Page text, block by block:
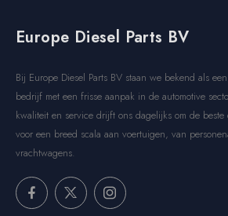
Europe Diesel Parts BV
Bij Europe Diesel Parts BV staan we bekend als
bedrijf met een frisse aanpak in de automotive
kwaliteit en service drijft ons dagelijks om de
voor een breed scala aan voertuigen, van
vrachtwagens.